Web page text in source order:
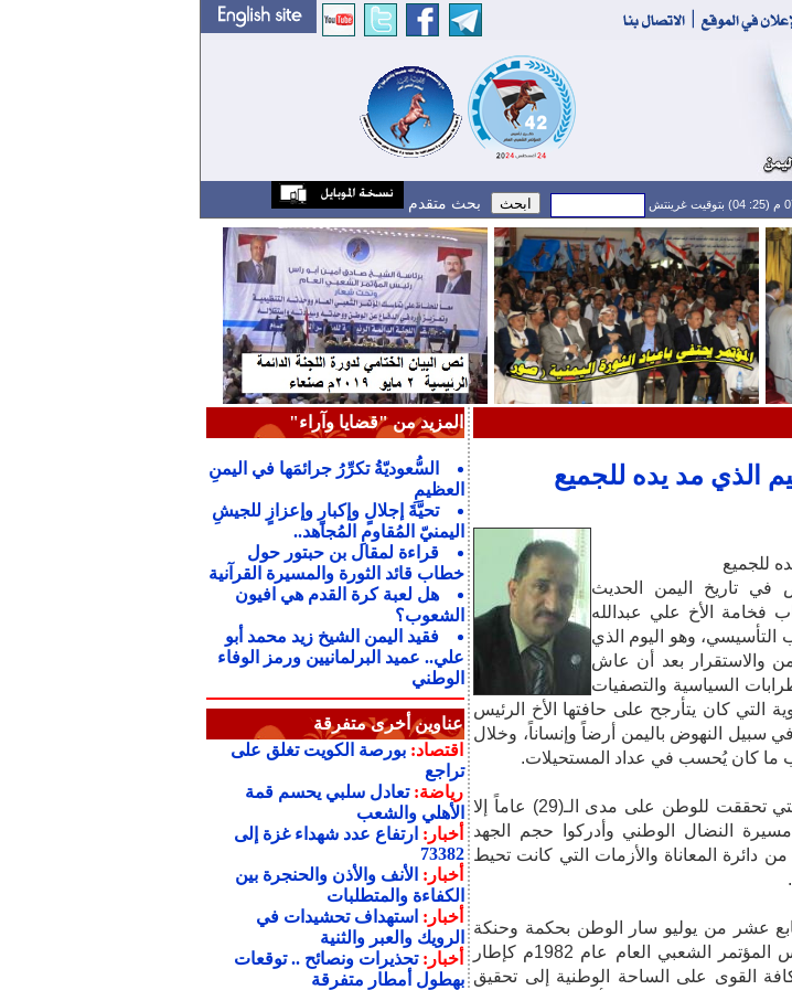
بحث متقدم
الذي مد يده للجميع
للجميع
في تاريخ اليمن الحديث
فخامة الأخ علي عبدالله
وهو اليوم الذي
والاستقرار بعد أن عاش
السياسية والتصفيات
التي كان يتأرجح على حافتها الأخ الرئيس
سبيل النهوض باليمن أرضاً وإنساناً، وخلال
ما كان يُحسب في عداد المستحيلات.
وأعتقد أنه لا يُقّدر حجم الإنجازات التي تحققت للوطن على مدى الـ(29) عاماً إلا
النضال الوطني وأدركوا حجم الجهد
دائرة المعاناة والأزمات التي كانت تحيط
عشر من يوليو سار الوطن بحكمة وحنكة
قائده من إنجاز إلى إنجاز منذ تأسيس المؤتمر الشعبي العام عام 1982م كإطار
القوى على الساحة الوطنية إلى تحقيق
المزيد من "قضايا وآراء"
السُّعوديّةُ تكرِّرُ جرائمَها في اليمنِ
العظيمِ
تحيَّةَ إجلالٍ وإكبارٍ وإعزازٍ للجيشِ
اليمنيّ المُقاومِ المُجاهد..
قراءة لمقال بن حبتور حول
خطاب قائد الثورة والمسيرة القرآنية
هل لعبة كرة القدم هي افيون
الشعوب؟
فقيد اليمن الشيخ زيد محمد أبو
علي.. عميد البرلمانيين ورمز الوفاء
الوطني
عناوين أخرى متفرقة
اقتصاد:بورصة الكويت تغلق على
تراجع
رياضة:تعادل سلبي يحسم قمة
الأهلي والشعب
أخبار: ارتفاع عدد شهداء غزة إلى
73382
أخبار: الأنف والأذن والحنجرة بين
الكفاءة والمتطلبات
أخبار: استهداف تحشيدات في
الرويك والعبر والثنية
أخبار:تحذيرات ونصائح .. توقعات
بهطول أمطار متفرقة